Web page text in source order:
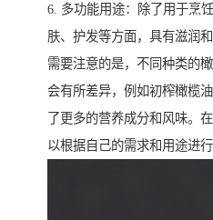
6. 多功能用途：除了用于烹
肤、护发等方面，具有滋润和
需要注意的是，不同种类的
会有所差异，例如初榨橄榄
了更多的营养成分和风味。
以根据自己的需求和用途进行